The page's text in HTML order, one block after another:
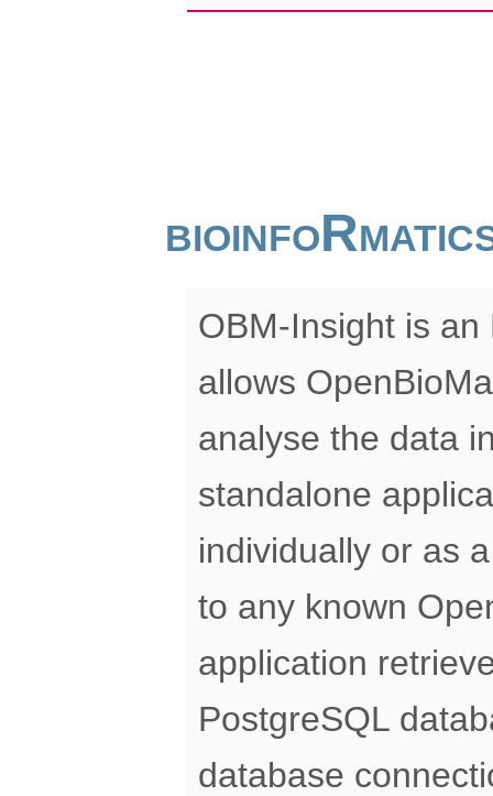
OBM-Insight is
allows
analyse the data
standalone
individually or as
to any known
application
PostgreSQL
database